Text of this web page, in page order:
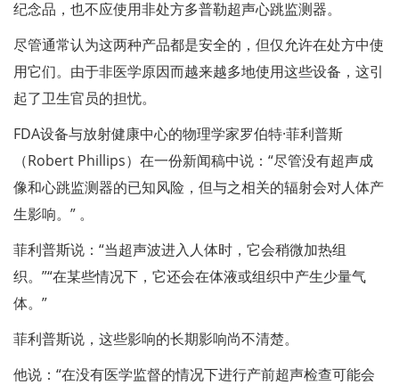
纪念品，也不应使用非处方多普勒超声心跳监测器。
尽管通常认为这两种产品都是安全的，但仅允许在处方中使
用它们。由于非医学原因而越来越多地使用这些设备，这引
起了卫生官员的担忧。
FDA设备与放射健康中心的物理学家罗伯特·菲利普斯
（Robert Phillips）在一份新闻稿中说：“尽管没有超声成
像和心跳监测器的已知风险，但与之相关的辐射会对人体产
生影响。” 。
菲利普斯说：“当超声波进入人体时，它会稍微加热组
织。”“在某些情况下，它还会在体液或组织中产生少量气
体。”
菲利普斯说，这些影响的长期影响尚不清楚。
他说：“在没有医学监督的情况下进行产前超声检查可能会